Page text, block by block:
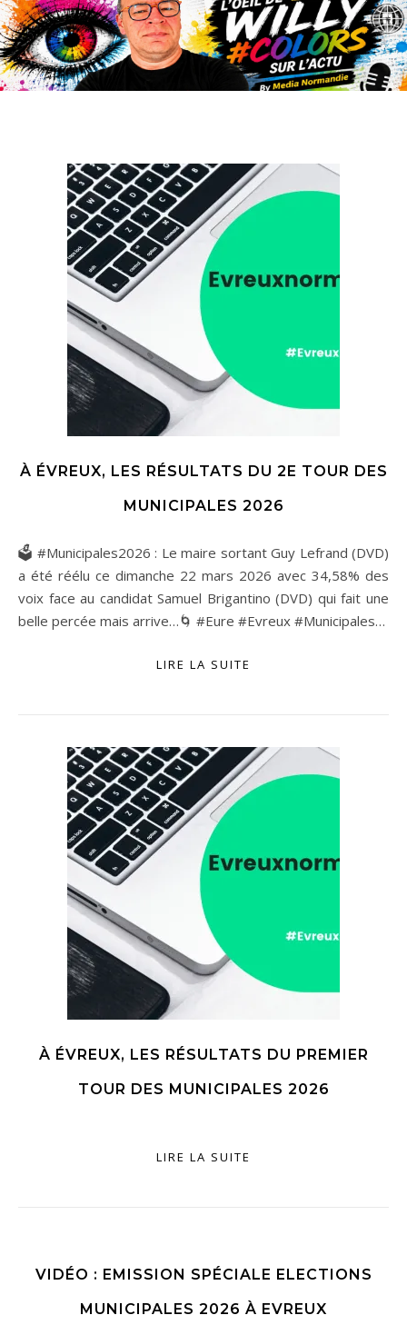
À ÉVREUX, LES RÉSULTATS DU 2E TOUR DES
MUNICIPALES 2026
🗳 #Municipales2026 : Le maire sortant Guy Lefrand (DVD)
a été réélu ce dimanche 22 mars 2026 avec 34,58% des
voix face au candidat Samuel Brigantino (DVD) qui fait une
belle percée mais arrive…🌀 #Eure #Evreux #Municipales…
LIRE LA SUITE
À ÉVREUX, LES RÉSULTATS DU PREMIER
TOUR DES MUNICIPALES 2026
LIRE LA SUITE
VIDÉO : EMISSION SPÉCIALE ELECTIONS
MUNICIPALES 2026 À EVREUX